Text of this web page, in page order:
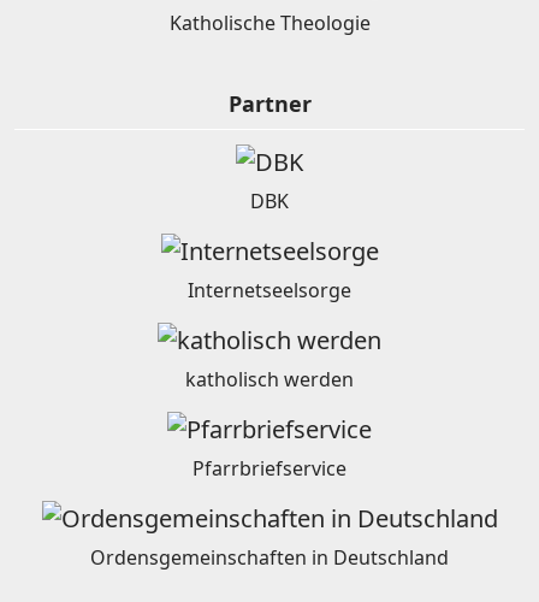
Katholische Theologie
Partner
DBK
Internetseelsorge
katholisch werden
Pfarrbriefservice
Ordensgemeinschaften in Deutschland